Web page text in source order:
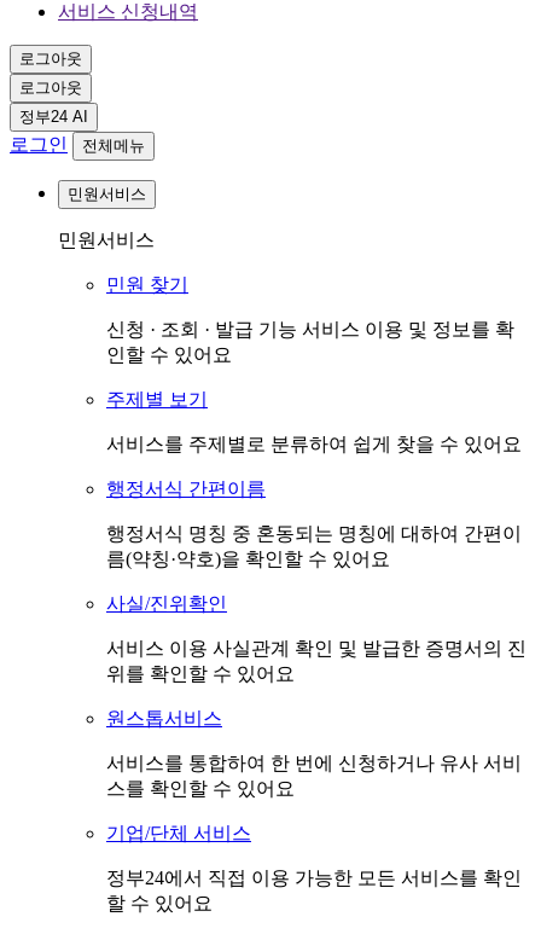
서비스 신청내역
로그아웃
로그아웃
정부24 AI
로그인 전체메뉴
민원서비스
민원서비스
민원 찾기
신청 · 조회 · 발급 기능 서비스 이용 및 정보를 확
인할 수 있어요
주제별 보기
서비스를 주제별로 분류하여 쉽게 찾을 수 있어요
행정서식 간편이름
행정서식 명칭 중 혼동되는 명칭에 대하여 간편이
름(약칭·약호)을 확인할 수 있어요
사실/진위확인
서비스 이용 사실관계 확인 및 발급한 증명서의 진
위를 확인할 수 있어요
원스톱서비스
서비스를 통합하여 한 번에 신청하거나 유사 서비
스를 확인할 수 있어요
기업/단체 서비스
정부24에서 직접 이용 가능한 모든 서비스를 확인
할 수 있어요